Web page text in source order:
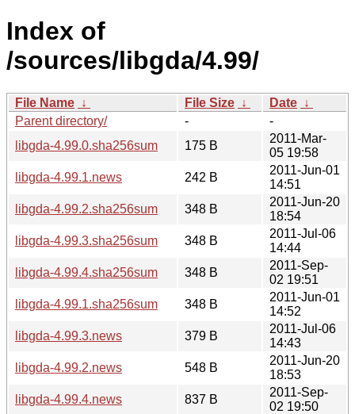
Index of
/sources/libgda/4.99/
File Name ↓ File Size ↓ Date ↓
Parent directory/
-
-
libgda-4.99.0.sha256sum
175 B
2011-Mar-
05 19:58
libgda-4.99.1.news
242 B
2011-Jun-01
14:51
libgda-4.99.2.sha256sum
348 B
2011-Jun-20
18:54
libgda-4.99.3.sha256sum
348 B
2011-Jul-06
14:44
libgda-4.99.4.sha256sum
348 B
2011-Sep-
02 19:51
libgda-4.99.1.sha256sum
348 B
2011-Jun-01
14:52
libgda-4.99.3.news
379 B
2011-Jul-06
14:43
libgda-4.99.2.news
548 B
2011-Jun-20
18:53
libgda-4.99.4.news
837 B
2011-Sep-
02 19:50